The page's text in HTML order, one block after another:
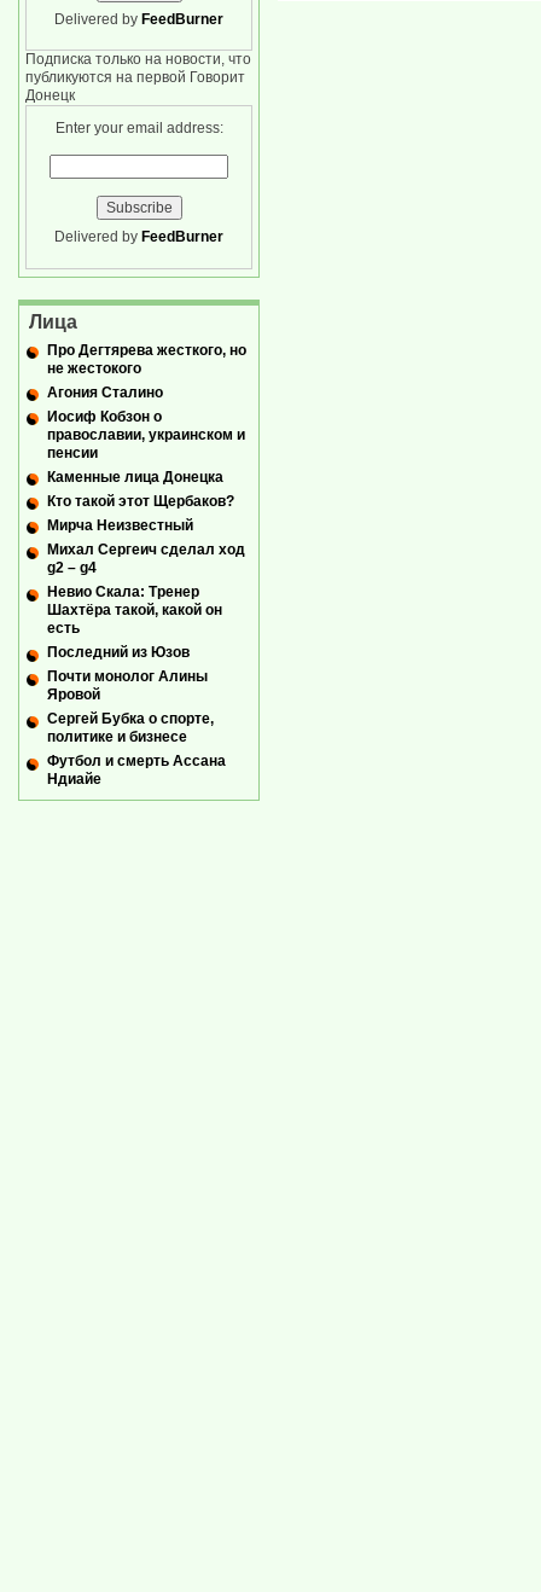
Delivered by FeedBurner
Подписка только на новости, что
публикуются на первой Говорит
Донецк
Enter your email address:
Delivered by FeedBurner
Лица
Про Дегтярева жесткого, но
не жестокого
Агония Сталино
Иосиф Кобзон о
православии, украинском и
пенсии
Каменные лица Донецка
Кто такой этот Щербаков?
Мирча Неизвестный
Михал Сергеич сделал ход
g2 – g4
Невио Скала: Тренер
Шахтёра такой, какой он
есть
Последний из Юзов
Почти монолог Алины
Яровой
Сергей Бубка о спорте,
политике и бизнесе
Футбол и смерть Ассана
Ндиайе